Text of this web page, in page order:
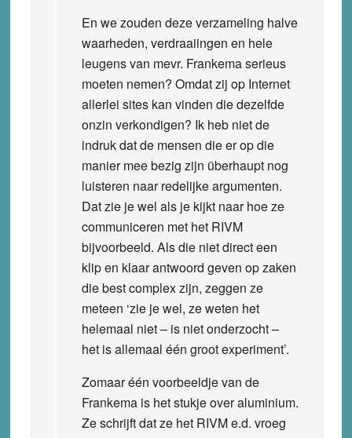
En we zouden deze verzameling halve
waarheden, verdraaiingen en hele
leugens van mevr. Frankema serieus
moeten nemen? Omdat zij op Internet
allerlei sites kan vinden die dezelfde
onzin verkondigen? Ik heb niet de
indruk dat de mensen die er op die
manier mee bezig zijn überhaupt nog
luisteren naar redelijke argumenten.
Dat zie je wel als je kijkt naar hoe ze
communiceren met het RIVM
bijvoorbeeld. Als die niet direct een
klip en klaar antwoord geven op zaken
die best complex zijn, zeggen ze
meteen ‘zie je wel, ze weten het
helemaal niet – is niet onderzocht –
het is allemaal één groot experiment’.
Zomaar één voorbeeldje van de
Frankema is het stukje over aluminium.
Ze schrijft dat ze het RIVM e.d. vroeg